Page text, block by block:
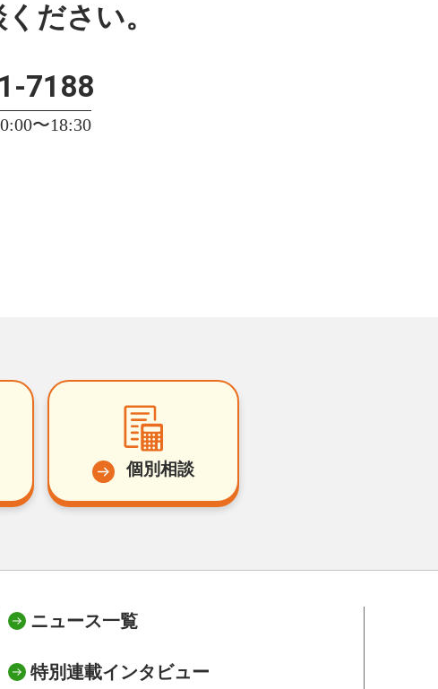
ださい。
7188
〜18:30
個別相談
ニュース一覧
特別連載インタビュー